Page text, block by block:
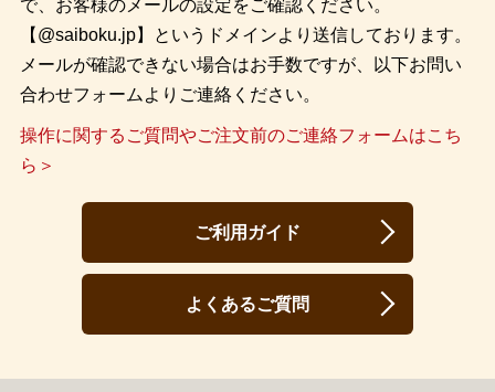
で、お客様のメールの設定をご確認ください。
【@saiboku.jp】というドメインより送信しております。
メールが確認できない場合はお手数ですが、以下お問い
合わせフォームよりご連絡ください。
操作に関するご質問やご注文前のご連絡フォームはこち
ら＞
ご利用ガイド
よくあるご質問